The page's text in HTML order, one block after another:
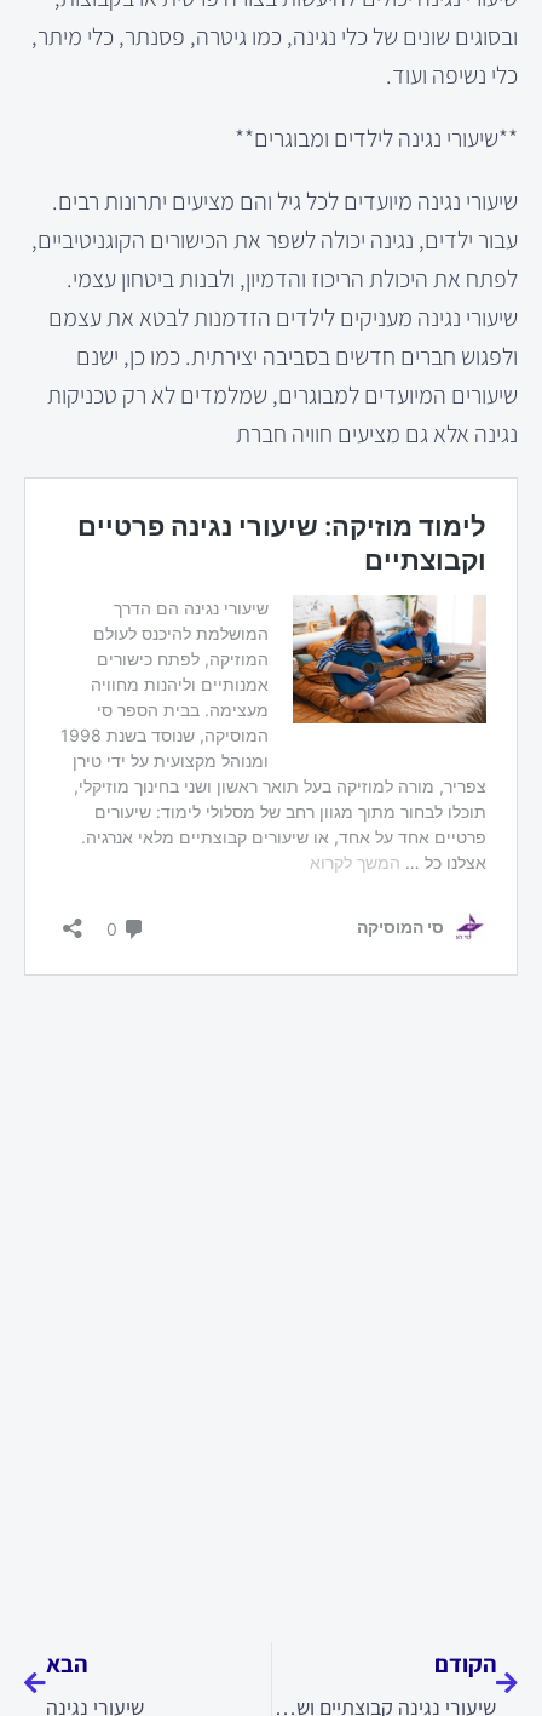
ובסוגים שונים של כלי נגינה, כמו גיטרה, פסנתר, כלי מיתר,
כלי נשיפה ועוד.
**שיעורי נגינה לילדים ומבוגרים**
שיעורי נגינה מיועדים לכל גיל והם מציעים יתרונות רבים.
עבור ילדים, נגינה יכולה לשפר את הכישורים הקוגניטיביים,
לפתח את היכולת הריכוז והדמיון, ולבנות ביטחון עצמי.
שיעורי נגינה מעניקים לילדים הזדמנות לבטא את עצמם
ולפגוש חברים חדשים בסביבה יצירתית. כמו כן, ישנם
שיעורים המיועדים למבוגרים, שמלמדים לא רק טכניקות
נגינה אלא גם מציעים חוויה חברת
הקודם
שיעורי נגינה קבוצתיים ושיעורי נגינה פרטיים לכל גיל
הבא
שיעורי נגינה